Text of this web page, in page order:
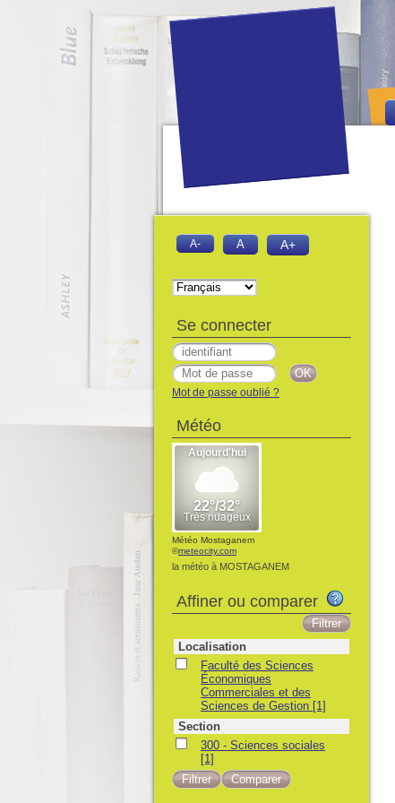
A- A A+
Se connecter
Mot de passe oublié ?
Météo
Météo Mostaganem
©meteocity.com
la météo à MOSTAGANEM
Affiner ou comparer
Localisation
Faculté des Sciences
Économiques
Commerciales et des
Sciences de Gestion [1]
Section
300 - Sciences sociales
[1]